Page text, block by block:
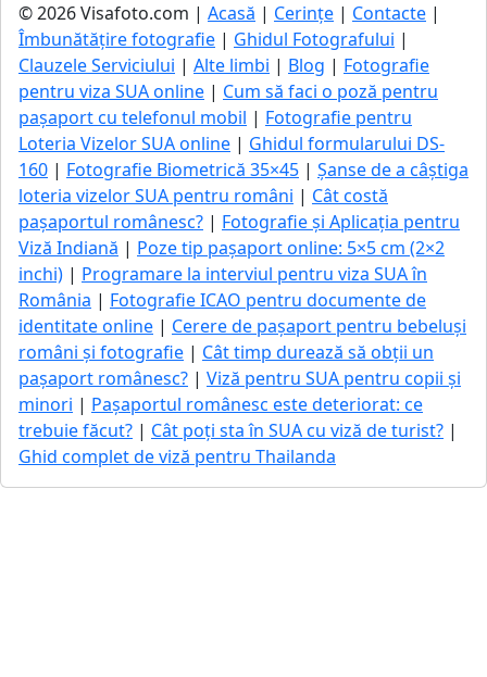
© 2026 Visafoto.com | Acasă | Cerințe | Contacte |
Îmbunătățire fotografie | Ghidul Fotografului |
Clauzele Serviciului | Alte limbi | Blog | Fotografie
pentru viza SUA online | Cum să faci o poză pentru
pașaport cu telefonul mobil | Fotografie pentru
Loteria Vizelor SUA online | Ghidul formularului DS-
160 | Fotografie Biometrică 35×45 | Șanse de a câștiga
loteria vizelor SUA pentru români | Cât costă
pașaportul românesc? | Fotografie și Aplicația pentru
Viză Indiană | Poze tip pașaport online: 5×5 cm (2×2
inchi) | Programare la interviul pentru viza SUA în
România | Fotografie ICAO pentru documente de
identitate online | Cerere de pașaport pentru bebeluși
români și fotografie | Cât timp durează să obții un
pașaport românesc? | Viză pentru SUA pentru copii și
minori | Pașaportul românesc este deteriorat: ce
trebuie făcut? | Cât poți sta în SUA cu viză de turist? |
Ghid complet de viză pentru Thailanda